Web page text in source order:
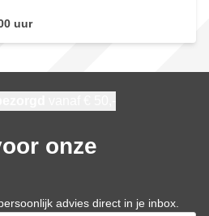
uur
onze
advies direct in je inbox.